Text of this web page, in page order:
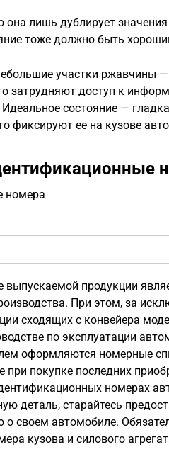
она лишь дублирует
тоже должно быть
участки ржавчины
затрудняют доступ к
Идеальное состояние —
фиксируют ее на кузове
номера
выпускаемой продукции
При этом, за
сходящих с конвейера
по эксплуатации
оформляются номерные
при покупке последних
номерах
деталь, старайтесь
своем автомобиле.
кузова и силового